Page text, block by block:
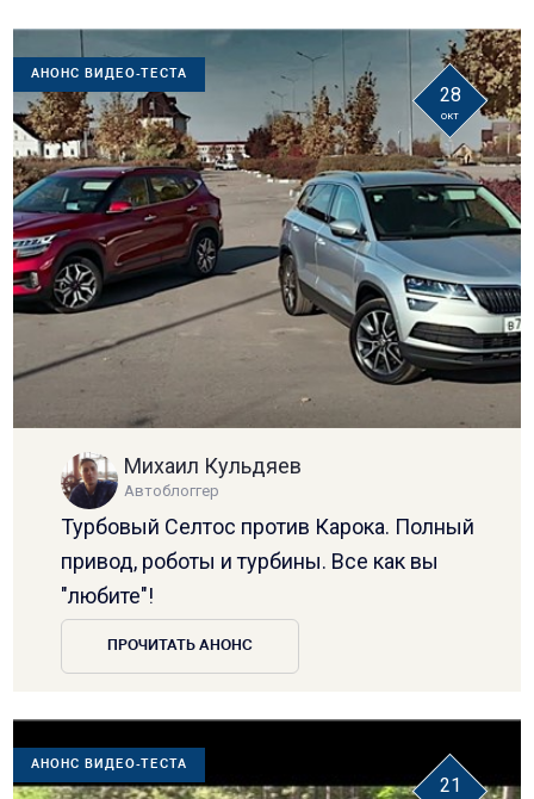
АНОНС ВИДЕО-ТЕСТА
28
окт
Михаил Кульдяев
Автоблоггер
Турбовый Селтос против Карока. Полный
привод, роботы и турбины. Все как вы
"любите"!
ПРОЧИТАТЬ АНОНС
АНОНС ВИДЕО-ТЕСТА
21